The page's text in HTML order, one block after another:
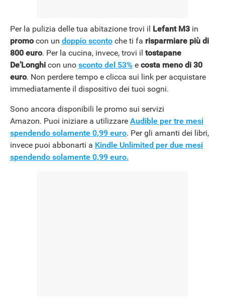
Per la pulizia delle tua abitazione trovi il Lefant M3 in
promocon un doppio sconto che ti fa risparmiare più di
800 euro. Per la cucina, invece, trovi il tostapane
De’Longhi con uno sconto del 53% e costa meno di 30
euro. Non perdere tempo e clicca sui link per acquistare
immediatamente il dispositivo dei tuoi sogni.
Sono ancora disponibili le promo sui servizi
Amazon. Puoi iniziare a utilizzare Audible per tre mesi
spendendo solamente 0,99 euro. Per gli amanti dei libri,
invece puoi abbonarti a Kindle Unlimited per due mesi
spendendo solamente 0,99 euro.